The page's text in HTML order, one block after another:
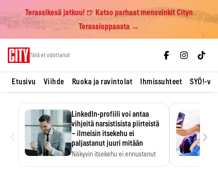
Terassikesä jatkuu! 🍺 Katso parhaat menovinkit Cityn
Terassioppaasta →
Tätä et odottanut
Etusivu Viihde Ruoka ja ravintolat Ihmissuhteet SYÖ!-
LinkedIn-profiili voi antaa
vihjeitä narsistisista piirteistä
– ilmeisin itsekehu ei
paljastanut juuri mitään
Näkyvin itsekehu ei ennustanut
›